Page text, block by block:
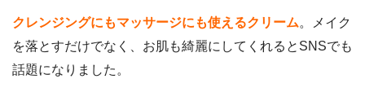
クレンジングにもマッサージにも使えるクリーム。メイク
を落とすだけでなく、お肌も綺麗にしてくれるとSNSでも
話題になりました。